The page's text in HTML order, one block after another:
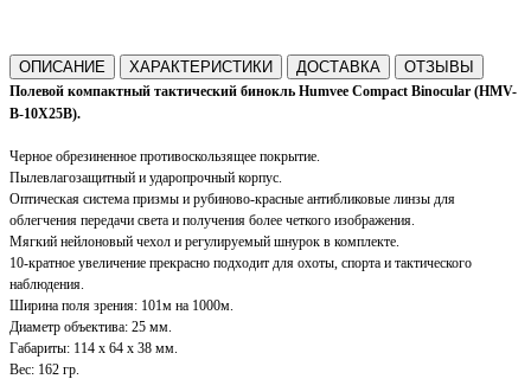
ОПИСАНИЕ ХАРАКТЕРИСТИКИ ДОСТАВКА ОТЗЫВЫ
Полевой компактный тактический бинокль Humvee Compact Binocular (HMV-
B-10X25B).
Черное обрезиненное противоскользящее покрытие.
Пылевлагозащитный и ударопрочный корпус.
Оптическая система призмы и рубиново-красные антибликовые линзы для
облегчения передачи света и получения более четкого изображения.
Мягкий нейлоновый чехол и регулируемый шнурок в комплекте.
10-кратное увеличение прекрасно подходит для охоты, спорта и тактического
наблюдения.
Ширина поля зрения: 101м на 1000м.
Диаметр объектива: 25 мм.
Габариты: 114 x 64 x 38 мм.
Вес: 162 гр.